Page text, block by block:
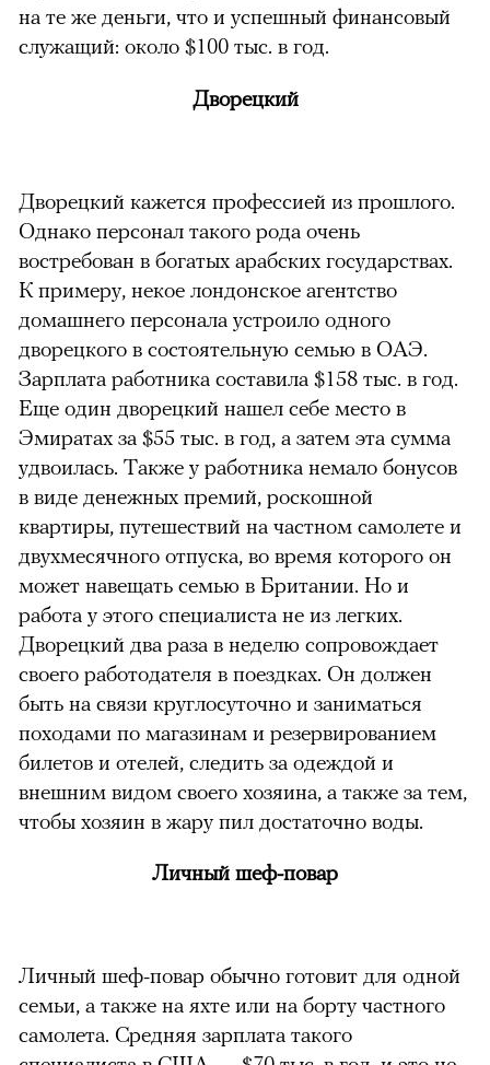
на те же деньги, что и успешный финансовый
служащий: около $100 тыс. в год.
Дворецкий
Дворецкий кажется профессией из прошлого.
Однако персонал такого рода очень
востребован в богатых арабских государствах.
К примеру, некое лондонское агентство
домашнего персонала устроило одного
дворецкого в состоятельную семью в ОАЭ.
Зарплата работника составила $158 тыс. в год.
Еще один дворецкий нашел себе место в
Эмиратах за $55 тыс. в год, а затем эта сумма
удвоилась. Также у работника немало бонусов
в виде денежных премий, роскошной
квартиры, путешествий на частном самолете и
двухмесячного отпуска, во время которого он
может навещать семью в Британии. Но и
работа у этого специалиста не из легких.
Дворецкий два раза в неделю сопровождает
своего работодателя в поездках. Он должен
быть на связи круглосуточно и заниматься
походами по магазинам и резервированием
билетов и отелей, следить за одеждой и
внешним видом своего хозяина, а также за тем,
чтобы хозяин в жару пил достаточно воды.
Личный шеф-повар
Личный шеф-повар обычно готовит для одной
семьи, а также на яхте или на борту частного
самолета. Средняя зарплата такого